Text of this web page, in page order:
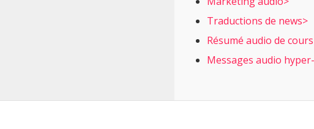
Traductions de news>
Résumé audio de
Messages audio